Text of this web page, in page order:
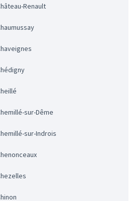
Château-Renault
Chaumussay
Chaveignes
Chédigny
Cheillé
Chemillé-sur-Dême
Chemillé-sur-Indrois
Chenonceaux
Chezelles
Chinon